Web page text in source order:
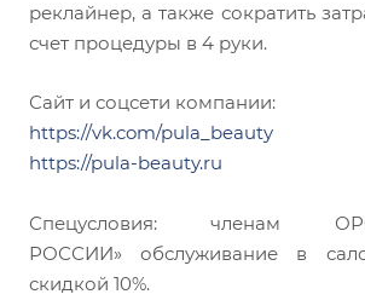
реклайнер, а также сократить
счет процедуры в 4 руки.
Сайт и соцсети компании:
https://vk.com/pula_beauty
https://pula-beauty.ru
Спецусловия: членам
РОССИИ» обслуживание в
скидкой 10%.